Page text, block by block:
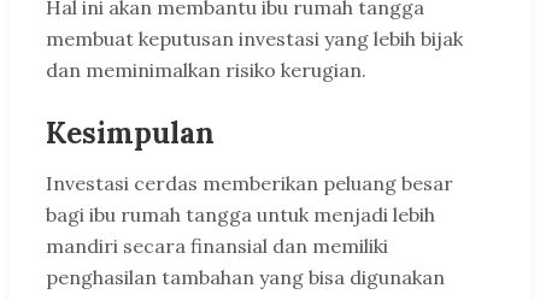
Hal ini akan membantu ibu rumah tangga
membuat keputusan investasi yang lebih bijak
dan meminimalkan risiko kerugian.
Kesimpulan
Investasi cerdas memberikan peluang besar
bagi ibu rumah tangga untuk menjadi lebih
mandiri secara finansial dan memiliki
penghasilan tambahan yang bisa digunakan